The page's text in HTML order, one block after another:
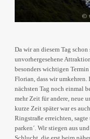
Da wir an diesem Tag
unvorhergesehene
besonders wichtigen
Florian, dass wir
nächsten Tag noch einmal
mehr Zeit für andere, neue
kurze Zeit später war es
Ringstraße erreichten,
parken´. Wir stiegen aus